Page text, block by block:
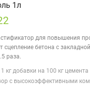
1л
для повышения
сцепление бетона с
раза.
кг добавки на 100 кг цемента
с высокоэффективными